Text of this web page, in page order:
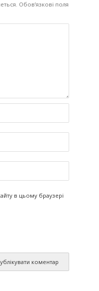
Обов’язкові поля
в цьому браузері